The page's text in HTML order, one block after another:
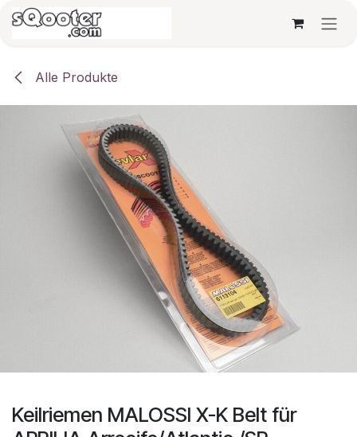
Zum Inhalt springen
Alle Produkte
Keilriemen MALOSSI X-K Belt für